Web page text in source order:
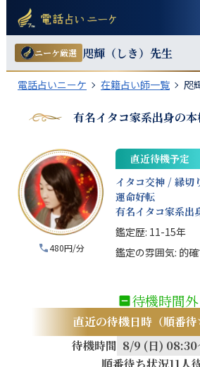
ニーケ厳選 咫輝（しき） 先生
電話占いニーケ 在籍占い師一覧 咫
有名イタコ家系出身の
480円/分
直近待機予定
イタコ交神 / 縁切
運命好転
有名イタコ家系出
鑑定歴: 11-15年
鑑定の雰囲気: 的
待機時間外
直近の待機日時（順番待
待機時間 8/9 (日) 08:30